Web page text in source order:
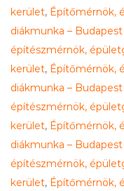
kerület, Építőmérnök,
diákmunka –
építészmérnök,
kerület, Építőmérnök,
diákmunka –
építészmérnök,
kerület, Építőmérnök,
diákmunka –
építészmérnök,
kerület, Építőmérnök,